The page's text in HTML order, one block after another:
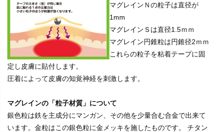
マグレインＮの粒子は直径が
1mm
マグレインＳは直径1.5ｍｍ
マグレイン円錐粒は円錐径2ｍｍ
これらの粒子を粘着テープに固
定し皮膚に貼付します。
圧着によって皮膚の知覚神経を刺激します。
マグレインの「粒子材質」について
銀色粒は鉄を主成分にマンガン、その他を少量合む合金で出来て
います。金粒はこの銀色粒に金メッキを施したものです。 チタン